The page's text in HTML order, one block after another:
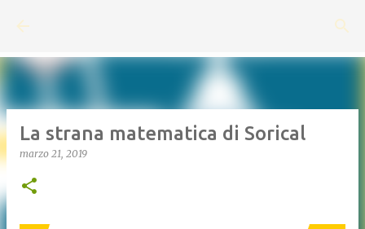
La strana matematica di Sorical
marzo 21, 2019